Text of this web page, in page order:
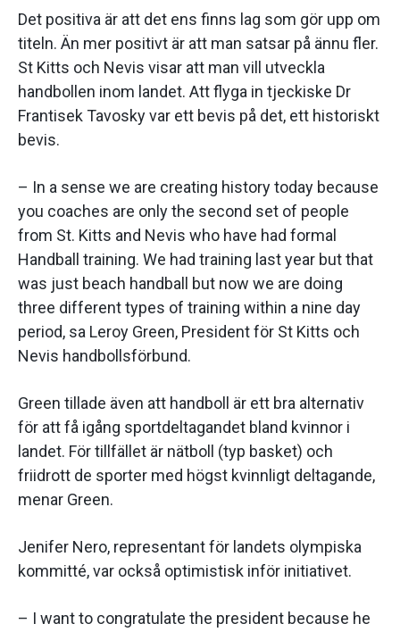
Det positiva är att det ens finns lag som gör upp om
titeln. Än mer positivt är att man satsar på ännu fler.
St Kitts och Nevis visar att man vill utveckla
handbollen inom landet. Att flyga in tjeckiske Dr
Frantisek Tavosky var ett bevis på det, ett historiskt
bevis.
– In a sense we are creating history today because
you coaches are only the second set of people
from St. Kitts and Nevis who have had formal
Handball training. We had training last year but that
was just beach handball but now we are doing
three different types of training within a nine day
period, sa Leroy Green, President för St Kitts och
Nevis handbollsförbund.
Green tillade även att handboll är ett bra alternativ
för att få igång sportdeltagandet bland kvinnor i
landet. För tillfället är nätboll (typ basket) och
friidrott de sporter med högst kvinnligt deltagande,
menar Green.
Jenifer Nero, representant för landets olympiska
kommitté, var också optimistisk inför initiativet.
– I want to congratulate the president because he